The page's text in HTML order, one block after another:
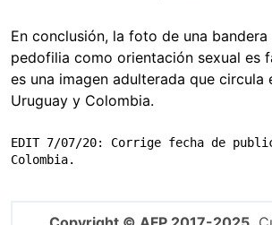
En conclusión, la foto de una
pedofilia como orientación sexual es
es una imagen adulterada que circula
Uruguay y Colombia.
EDIT 7/07/20: Corrige fecha de
Colombia.